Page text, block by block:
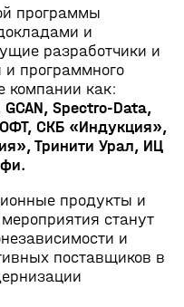
программы
и
разработчики и
и программного
компании как:
GCAN, Spectro-Data,
СКБ «Индукция»,
Тринити Урал, ИЦ
продукты и
станут
и
поставщиков в